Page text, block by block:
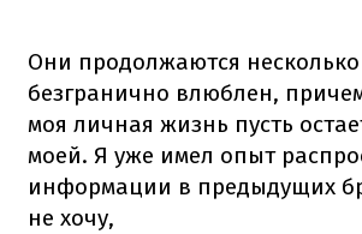
Они продолжаются несколько
безгранично влюблен,
моя личная жизнь пусть
моей. Я уже имел опыт
информации в предыдущих
не хочу,